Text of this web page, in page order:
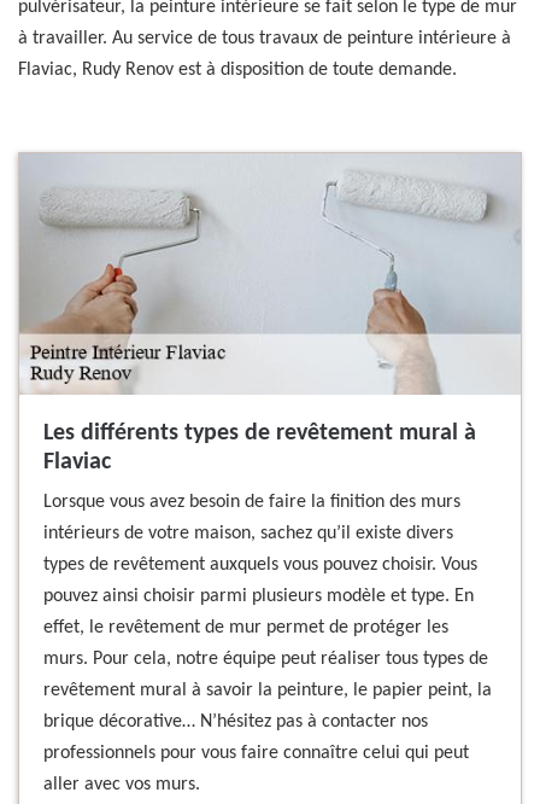
pulvérisateur, la peinture intérieure se fait selon le type de mur
à travailler. Au service de tous travaux de peinture intérieure à
Flaviac, Rudy Renov est à disposition de toute demande.
Les différents types de revêtement mural à
Flaviac
Lorsque vous avez besoin de faire la finition des murs
intérieurs de votre maison, sachez qu’il existe divers
types de revêtement auxquels vous pouvez choisir. Vous
pouvez ainsi choisir parmi plusieurs modèle et type. En
effet, le revêtement de mur permet de protéger les
murs. Pour cela, notre équipe peut réaliser tous types de
revêtement mural à savoir la peinture, le papier peint, la
brique décorative… N’hésitez pas à contacter nos
professionnels pour vous faire connaître celui qui peut
aller avec vos murs.